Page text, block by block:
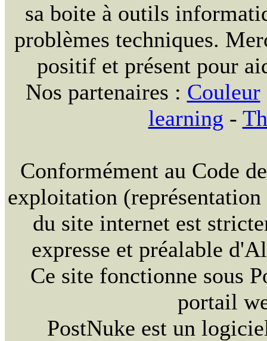
sa boite à outils
problèmes techniques.
positif et présent pour
Nos partenaires : Couleur
learning -
Conformément au Code
exploitation
du site internet est
expresse et préalable
Ce site fonctionne sous
portail
PostNuke est un